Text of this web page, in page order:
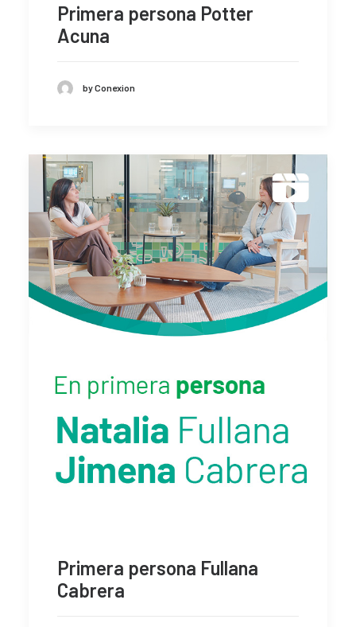
Primera persona Potter
Acuna
by Conexion
Primera persona Fullana
Cabrera